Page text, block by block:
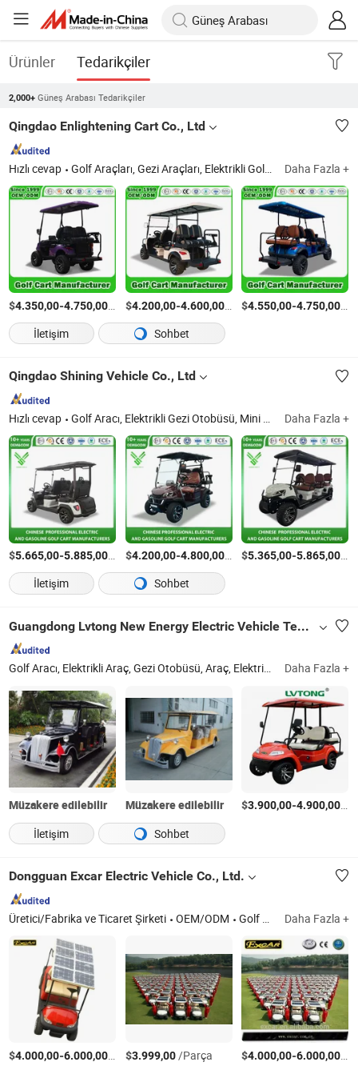
Ürünler Tedarikçiler
2,000+ Güneş Arabası Tedarikçiler
Qingdao Enlightening Cart Co., Ltd
Hızlı cevap Golf Araçları, Gezi Araçları, Elektrikli Golf Aracı, Benzinli Golf Aracı, Elektrikli Golf Arabası, Elektrikli Golf Buggy'si, Benzinli Golf Arabası, Benzinli Golf Buggy'si, Gaz Golf Aracı, 2/4/6/8/10 Kişilik Golf Aracı Daha Fazla +
$4.350,00-4.750,00/Parça
$4.200,00-4.600,00/Parça
$4.550,00-4.750,00/
İletişim
Sohbet
Qingdao Shining Vehicle Co., Ltd
Hızlı cevap Golf Aracı, Elektrikli Gezi Otobüsü, Mini Otobüs, Golf Araç, Elektrikli Golf Araç, Av Aracı, Av Arabası, Benzinli Golf Aracı, Benzinli Golf Arabası Daha Fazla +
$5.665,00-5.885,00/Parça
$4.200,00-4.800,00/Parça
$5.365,00-5.865,00/
İletişim
Sohbet
Guangdong Lvtong New Energy Electric Vehicle Technology Co., Ltd.
Golf Aracı, Elektrikli Araç, Gezi Otobüsü, Araç, Elektrikli Araç, Elektrikli UTV, Elektrikli Golf Aracı, Elektrikli Otobüs, Buggy Araç, Kulüp Aracı Daha Fazla +
Müzakere edilebilir Müzakere edilebilir $3.900,00-4.900,00/
İletişim
Sohbet
Dongguan Excar Electric Vehicle Co., Ltd.
Üretici/Fabrika ve Ticaret Şirketi OEM/ODM Golf Aracı, Gezi Aracı, Devriye ve Özel Fonksiyon Aracı Daha Fazla +
$4.000,00-6.000,00/Parça
$3.999,00/Parça $4.000,00-6.000,00/